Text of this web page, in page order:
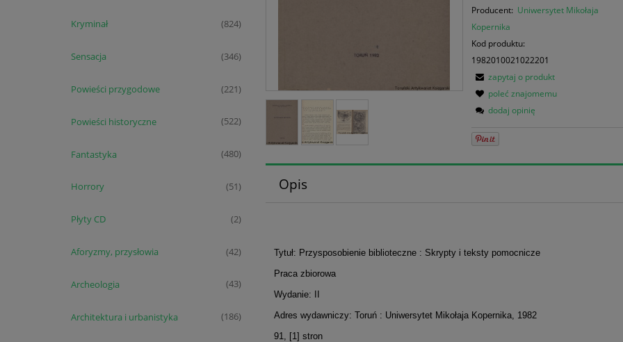
Kryminał (824)
Sensacja (346)
Powieści przygodowe (221)
Powieści historyczne (522)
Fantastyka (480)
Horrory (51)
Płyty CD (2)
Aforyzmy, przysłowia (42)
Archeologia (43)
Architektura i urbanistyka (186)
Producent: Uniwersytet Mikołaja
Kopernika
Kod produktu:
1982010021022201
zapytaj o produkt
poleć znajomemu
dodaj opinię
Opis
Tytuł: Przysposobienie biblioteczne : Skrypty i teksty pomocnicze
Praca zbiorowa
Wydanie: II
Adres wydawniczy: Toruń : Uniwersytet Mikołaja Kopernika, 1982
91, [1] stron